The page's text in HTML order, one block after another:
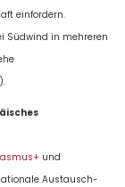
einfordern.
Südwind in mehreren
).
und
Austausch-